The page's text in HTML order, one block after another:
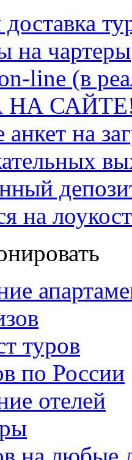
на чартеры
line (в
НА
анкет на
на
туров
по России
отелей